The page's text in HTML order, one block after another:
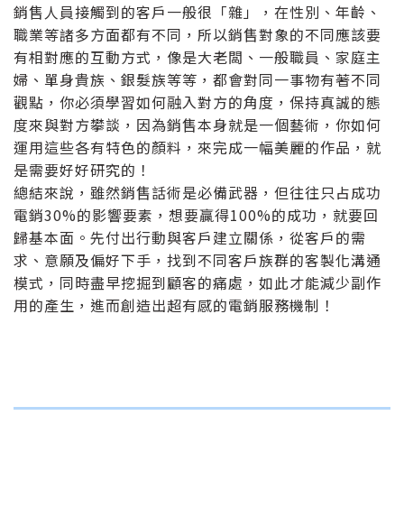
銷售人員接觸到的客戶一般很「雜」，在性別、年齡、
職業等諸多方面都有不同，所以銷售對象的不同應該要
有相對應的互動方式，像是大老闆、一般職員、家庭主
婦、單身貴族、銀髮族等等，都會對同一事物有著不同
觀點，你必須學習如何融入對方的角度，保持真誠的態
度來與對方攀談，因為銷售本身就是一個藝術，你如何
運用這些各有特色的顏料，來完成一幅美麗的作品，就
是需要好好研究的！
總結來說，雖然銷售話術是必備武器，但往往只占成功
電銷30%的影響要素，想要贏得100%的成功，就要回
歸基本面。先付出行動與客戶建立關係，從客戶的需
求、意願及偏好下手，找到不同客戶族群的客製化溝通
模式，同時盡早挖掘到顧客的痛處，如此才能減少副作
用的產生，進而創造出超有感的電銷服務機制！